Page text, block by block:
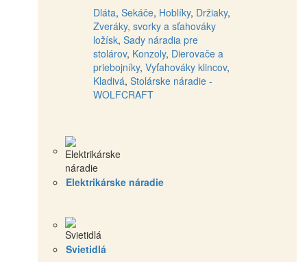
Dláta, Sekáče, Hoblíky, Držiaky,
Zveráky, svorky a sťahováky
ložísk, Sady náradia pre
stolárov, Konzoly, Dierovače a
priebojníky, Vyťahováky klincov,
Kladivá, Stolárske náradie -
WOLFCRAFT
Elektrikárske náradie
Svietidlá